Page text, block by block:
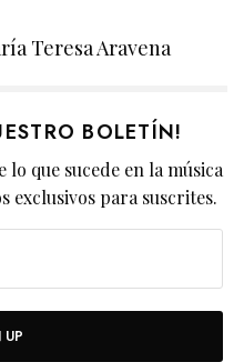
Teresa Aravena
BOLETÍN!
que sucede en la música
exclusivos para suscrites.
UP